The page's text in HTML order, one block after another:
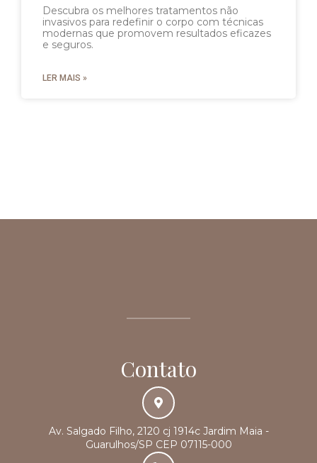
Descubra os melhores tratamentos não
invasivos para redefinir o corpo com técnicas
modernas que promovem resultados eficazes
e seguros.
LER MAIS »
Contato
Av. Salgado Filho, 2120 cj 1914c Jardim Maia -
Guarulhos/SP CEP 07115-000